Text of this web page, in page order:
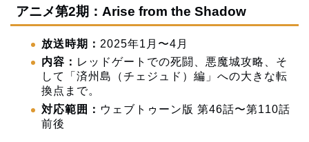
アニメ第2期：Arise from the Shadow
放送時期： 2025年1月〜4月
内容： レッドゲートでの死闘、悪魔城攻略、そ
して「済州島（チェジュド）編」への大きな転
換点まで。
対応範囲： ウェブトゥーン版 第46話〜第110話
前後